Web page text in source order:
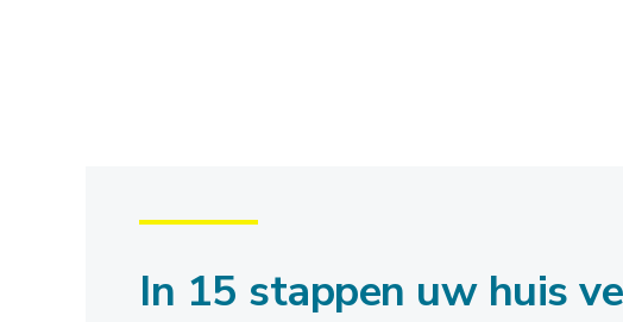
In 15 stappen uw huis